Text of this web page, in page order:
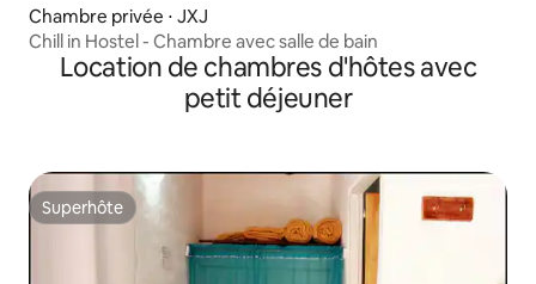
Chambre privée ⋅ JXJ
Chill in Hostel - Chambre avec salle de bain
Location de chambres d'hôtes avec
petit déjeuner
Superhôte
Superhôte